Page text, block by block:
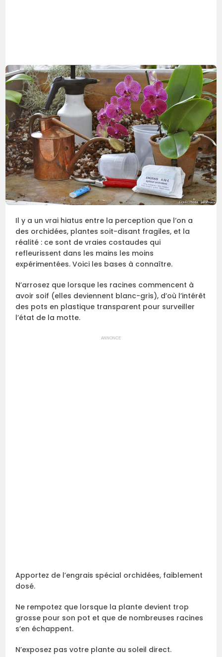
Il y a un vrai hiatus entre la perception que l’on a
des orchidées, plantes soit-disant fragiles, et la
réalité : ce sont de vraies costaudes qui
refleurissent dans les mains les moins
expérimentées. Voici les bases à connaître.
N’arrosez que lorsque les racines commencent à
avoir soif (elles deviennent blanc-gris), d’où l’intérêt
des pots en plastique transparent pour surveiller
l’état de la motte.
ANNONCE
Apportez de l’engrais spécial orchidées, faiblement
dosé.
Ne rempotez que lorsque la plante devient trop
grosse pour son pot et que de nombreuses racines
s’en échappent.
N’exposez pas votre plante au soleil direct.